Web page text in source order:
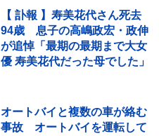
【 訃報 】寿美花代さん死去
94歳 息子の高嶋政宏・政伸
が追悼「最期の最期まで大女
優 寿美花代だった母でした」
オートバイと複数の車が絡む
事故 オートバイを運転して